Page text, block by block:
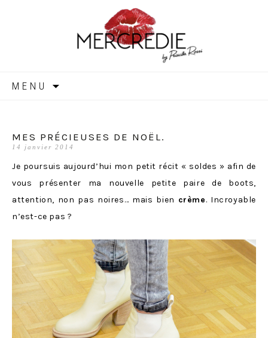
MERCREDIE
MENU
MES PRÉCIEUSES DE NOËL.
14 janvier 2014
Je poursuis aujourd’hui mon petit récit « soldes » afin de
vous présenter ma nouvelle petite paire de boots,
attention, non pas noires… mais bien crème. Incroyable
n’est-ce pas ?